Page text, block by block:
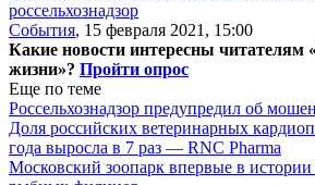
россельхознадзор
События, 15 февраля 2021, 15:00
Какие новости интересны читателям
жизни»? Пройти опрос
Еще по теме
Россельхознадзор предупредил об
Доля российских ветеринарных
года выросла в 7 раз — RNC Pharma
Московский зоопарк впервые в